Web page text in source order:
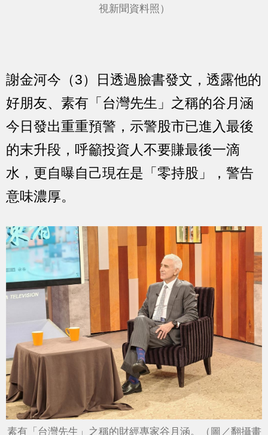
視新聞資料照）
謝金河今（3）日透過臉書發文，透露他的
好朋友、素有「台灣先生」之稱的谷月涵
今日發出重重預警，示警股市已進入最後
的末升段，呼籲投資人不要賺最後一滴
水，更自曝自己現在是「零持股」，警告
意味濃厚。
素有「台灣先生」之稱的財經專家谷月涵。（圖／翻攝畫